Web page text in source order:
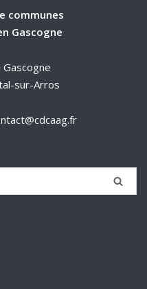
communes
Gascogne
sur-Arros